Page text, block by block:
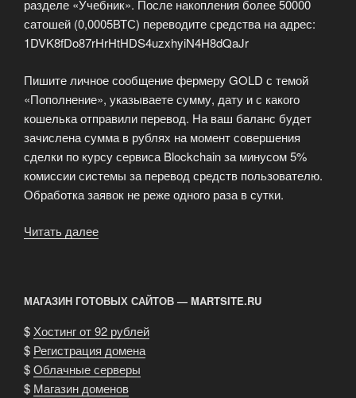
разделе «Учебник». После накопления более 50000
сатошей (0,0005ВТС) переводите средства на адрес:
1DVK8fDo87rHrHtHDS4uzxhyiN4H8dQaJr
Пишите личное сообщение фермеру GOLD с темой
«Пополнение», указываете сумму, дату и с какого
кошелька отправили перевод. На ваш баланс будет
зачислена сумма в рублях на момент совершения
сделки по курсу сервиса Blockchain за минусом 5%
комиссии системы за перевод средств пользователю.
Обработка заявок не реже одного раза в сутки.
Читать далее
МАГАЗИН ГОТОВЫХ САЙТОВ — MARTSITE.RU
$Хостинг от 92 рублей
$ Регистрация домена
$Облачные серверы
$ Магазин доменов